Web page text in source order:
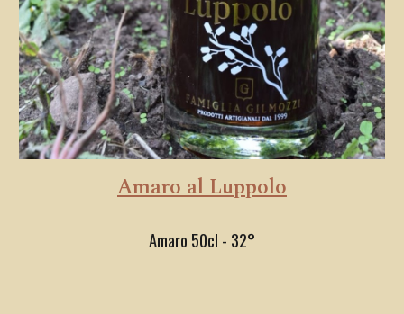
Amaro al Luppolo
Amaro 50cl - 32°